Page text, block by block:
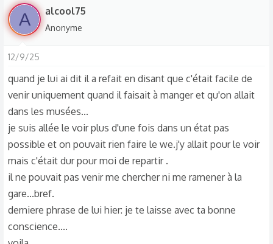
s
r
é
c
t
i
n
s
:
A alcool75
Anonyme
12/9/25
quand je lui ai dit il a refait en disant que c'était facile de
venir uniquement quand il faisait à manger et qu'on allait
dans les musées...
je suis allée le voir plus d'une fois dans un état pas
possible et on pouvait rien faire le we.j'y allait pour le voir
mais c'était dur pour moi de repartir .
il ne pouvait pas venir me chercher ni me ramener à la
gare...bref.
derniere phrase de lui hier: je te laisse avec ta bonne
conscience....